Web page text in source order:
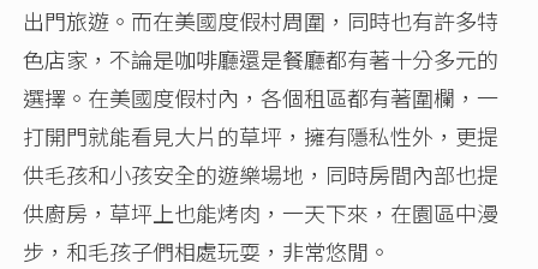
出門旅遊。而在美國度假村周圍，同時也有許多特
色店家，不論是咖啡廳還是餐廳都有著十分多元的
選擇。在美國度假村內，各個租區都有著圍欄，一
打開門就能看見大片的草坪，擁有隱私性外，更提
供毛孩和小孩安全的遊樂場地，同時房間內部也提
供廚房，草坪上也能烤肉，一天下來，在園區中漫
步，和毛孩子們相處玩耍，非常悠閒。